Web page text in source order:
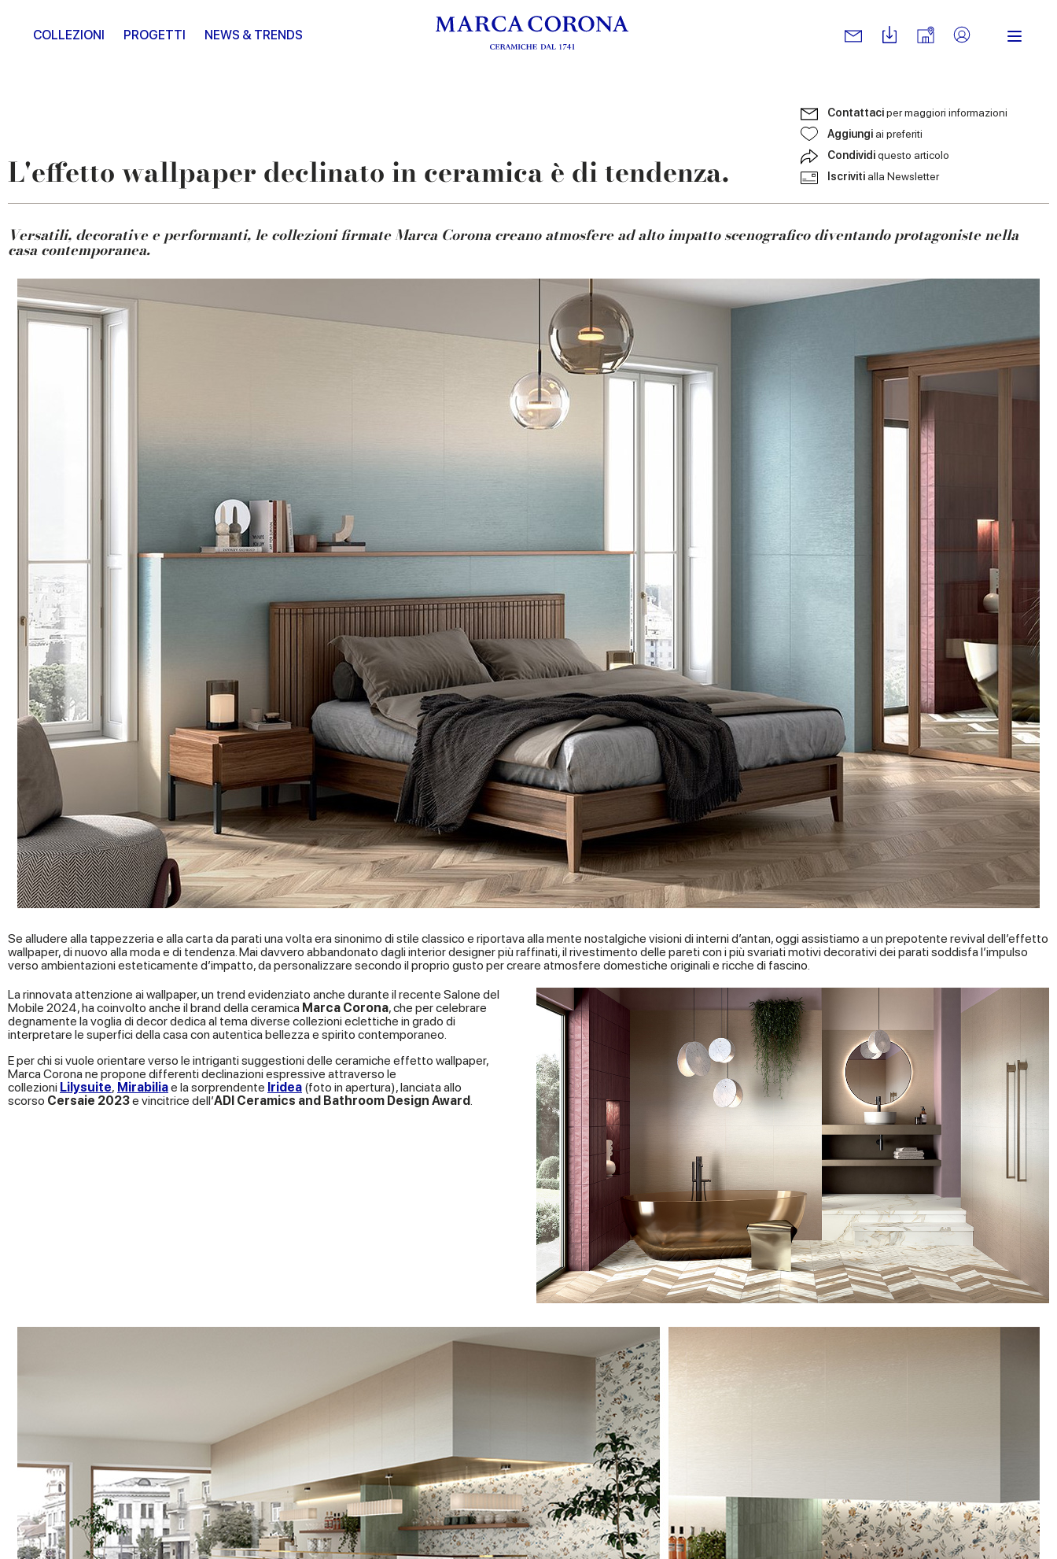
COLLEZIONI PROGETTI NEWS & TRENDS
L'effetto wallpaper declinato in ceramica è di tendenza.
Contattaciper maggiori informazioni
Aggiungi ai preferiti
Condividiquesto articolo
Iscriviti alla Newsletter
Versatili, decorative e performanti, le collezioni firmate Marca Corona creano atmosfere ad alto impatto scenografico diventando protagoniste nella
casa contemporanea.
Se alludere alla tappezzeria e alla carta da parati una volta era sinonimo di stile classico e riportava alla mente nostalgiche visioni di interni d’antan, oggi assistiamo a un prepotente revival dell’effetto
wallpaper, di nuovo alla moda e di tendenza. Mai davvero abbandonato dagli interior designer più raffinati, il rivestimento delle pareti con i più svariati motivi decorativi dei parati soddisfa l’impulso
verso ambientazioni esteticamente d’impatto, da personalizzare secondo il proprio gusto per creare atmosfere domestiche originali e ricche di fascino.
La rinnovata attenzione ai wallpaper, un trend evidenziato anche durante il recente Salone del
Mobile 2024, ha coinvolto anche il brand della ceramica Marca Corona, che per celebrare
degnamente la voglia di decor dedica al tema diverse collezioni eclettiche in grado di
interpretare le superfici della casa con autentica bellezza e spirito contemporaneo.
E per chi si vuole orientare verso le intriganti suggestioni delle ceramiche effetto wallpaper,
Marca Corona ne propone differenti declinazioni espressive attraverso le
collezioni Lilysuite, Mirabiliae la sorprendente Iridea (foto in apertura), lanciata allo
scorso Cersaie 2023e vincitrice dell’ADI Ceramics and Bathroom Design Award.